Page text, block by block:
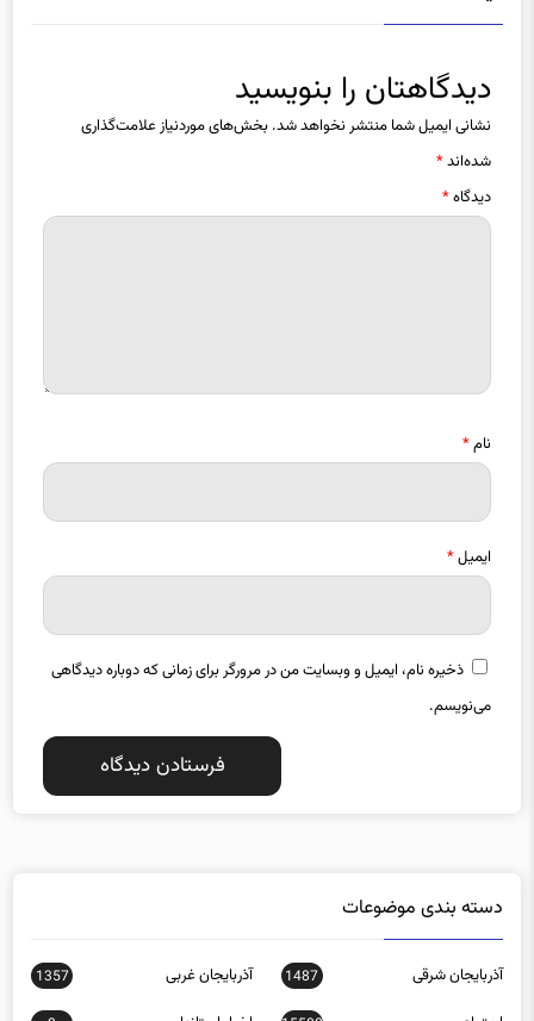
نشانی ایمیل شما منتشر نخواهد شد.بخش‌های موردنیاز علامت‌گذاری
شده‌اند*
دیدگاه*
ایمیل*
ذخیره نام، ایمیل و وبسایت من در مرورگر برای زمانی که دوباره دیدگاهی
می‌نویسم.
آذربایجان شرقی
اجتماعی 15588 اخبار استانها 0